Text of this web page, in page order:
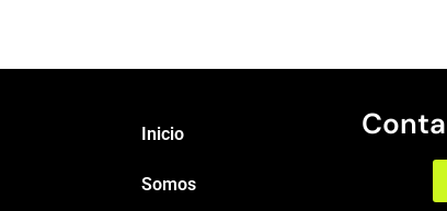
Inicio
Somos